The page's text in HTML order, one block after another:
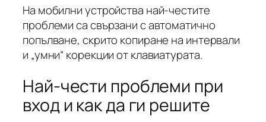
На мобилни устройства най-честите
проблеми са свързани с автоматично
попълване, скрито копиране на интервали
и „умни“ корекции от клавиатурата.
Най-чести проблеми при
вход и как да ги решите